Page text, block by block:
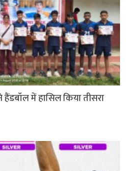
में हासिल किया तीसरा